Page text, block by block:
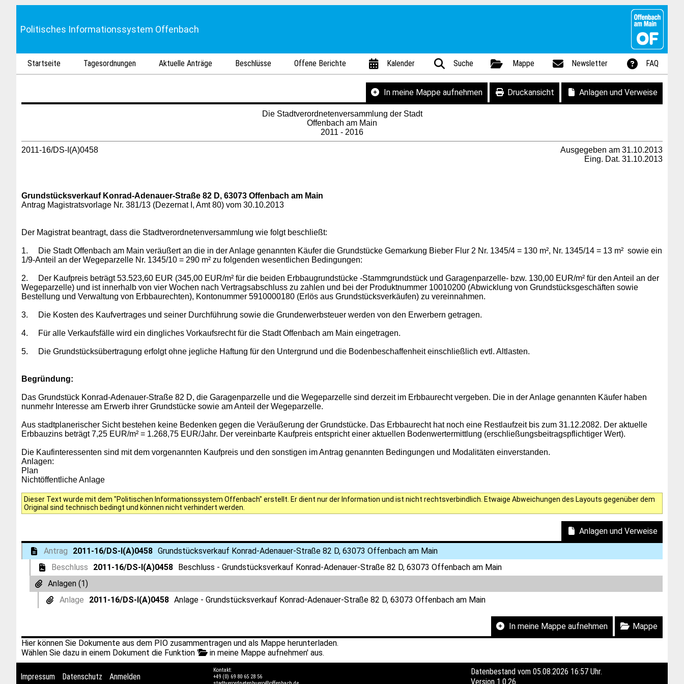
Politisches Informationssystem Offenbach
Startseite Tagesordnungen Aktuelle Anträge Beschlüsse Offene Berichte Kalender Suche Mappe Newsletter FAQ
In meine Mappe aufnehmen Druckansicht Anlagen und Verweise
Die Stadtverordnetenversammlung der Stadt
Offenbach am Main
2011 - 2016
2011-16/DS-I(A)0458
Ausgegeben am 31.10.2013
Eing. Dat. 31.10.2013
Grundstücksverkauf Konrad-Adenauer-Straße 82 D, 63073 Offenbach am Main
Antrag Magistratsvorlage Nr. 381/13 (Dezernat I, Amt 80) vom 30.10.2013
Der Magistrat beantragt, dass die Stadtverordnetenversammlung wie folgt beschließt:
1.
Die Stadt Offenbach am Main veräußert an die in der Anlage genannten Käufer die Grundstücke Gemarkung Bieber Flur 2 Nr. 1345/4 = 130 m², Nr. 1345/14 = 13 m² sowie ein
1/9-Anteil an der Wegeparzelle Nr. 1345/10 = 290 m² zu folgenden wesentlichen Bedingungen:
2.
Der Kaufpreis beträgt 53.523,60 EUR (345,00 EUR/m² für die beiden Erbbaugrundstücke -Stammgrundstück und Garagenparzelle- bzw. 130,00 EUR/m² für den Anteil an der
Wegeparzelle) und ist innerhalb von vier Wochen nach Vertragsabschluss zu zahlen und bei der Produktnummer 10010200 (Abwicklung von Grundstücksgeschäften sowie
Bestellung und Verwaltung von Erbbaurechten), Kontonummer 5910000180 (Erlös aus Grundstücksverkäufen) zu vereinnahmen.
3. Die Kosten des Kaufvertrages und seiner Durchführung sowie die Grunderwerbsteuer werden von den Erwerbern getragen.
4. Für alle Verkaufsfälle wird ein dingliches Vorkaufsrecht für die Stadt Offenbach am Main eingetragen.
5. Die Grundstücksübertragung erfolgt ohne jegliche Haftung für den Untergrund und die Bodenbeschaffenheit einschließlich evtl. Altlasten.
Begründung:
Das Grundstück Konrad-Adenauer-Straße 82 D, die Garagenparzelle und die Wegeparzelle sind derzeit im Erbbaurecht vergeben. Die in der Anlage genannten Käufer haben
nunmehr Interesse am Erwerb ihrer Grundstücke sowie am Anteil der Wegeparzelle.
Aus stadtplanerischer Sicht bestehen keine Bedenken gegen die Veräußerung der Grundstücke. Das Erbbaurecht hat noch eine Restlaufzeit bis zum 31.12.2082. Der aktuelle
Erbbauzins beträgt 7,25 EUR/m² = 1.268,75 EUR/Jahr. Der vereinbarte Kaufpreis entspricht einer aktuellen Bodenwertermittlung (erschließungsbeitragspflichtiger Wert).
Die Kaufinteressenten sind mit dem vorgenannten Kaufpreis und den sonstigen im Antrag genannten Bedingungen und Modalitäten einverstanden.
Anlagen:
Plan
Nichtöffentliche Anlage
Dieser Text wurde mit dem "Politischen Informationssystem Offenbach" erstellt. Er dient nur der Information und ist nicht rechtsverbindlich. Etwaige Abweichungen des Layouts gegenüber dem
Original sind technisch bedingt und können nicht verhindert werden.
Anlagen und Verweise
Antrag 2011-16/DS-I(A)0458 Grundstücksverkauf Konrad-Adenauer-Straße 82 D, 63073 Offenbach am Main
Beschluss
2011-16/DS-I(A)0458 Beschluss - Grundstücksverkauf Konrad-Adenauer-Straße 82 D, 63073 Offenbach am Main
Anlagen (1)
Anlage
2011-16/DS-I(A)0458 Anlage - Grundstücksverkauf Konrad-Adenauer-Straße 82 D, 63073 Offenbach am Main
In meine Mappe aufnehmen
Mappe
Hier können Sie Dokumente aus dem PIO zusammentragen und als Mappe herunterladen.
Wählen Sie dazu in einem Dokument die Funktion '
in meine Mappe aufnehmen' aus.
Impressum Datenschutz Anmelden
Kontakt:
+49 (0) 69 80 65 28 56
Datenbestand vom 05.08.2026 16:57 Uhr.
Version 1.0.26